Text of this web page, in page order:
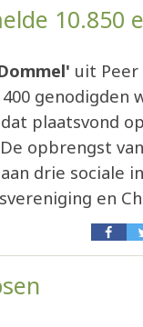
10.850
uit Peer
genodigden
plaatsvond
opbrengst
drie sociale
en